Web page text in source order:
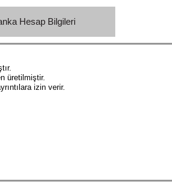
Hesap Bilgileri
üretilmiştir.
izin verir.